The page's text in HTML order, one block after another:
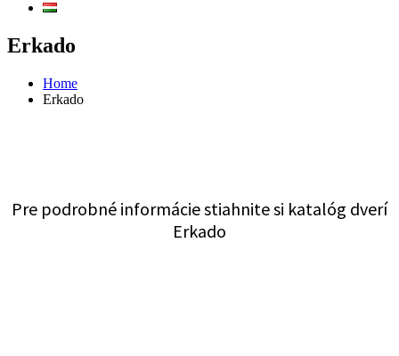
Erkado
Home
Erkado
Pre podrobné informácie stiahnite si katalóg dverí
Erkado